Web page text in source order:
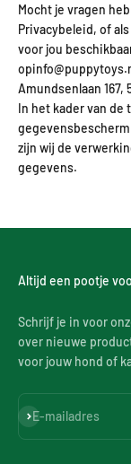
Mocht je vragen
Privacybeleid, of
voor jou
Amundsenlaan 167,
In het kader van de
zijn wij de
gegevens.
Altijd een pootje
Schrijf je in voor
over nieuwe
voor jouw hond of
E-mailadres
Abonneren